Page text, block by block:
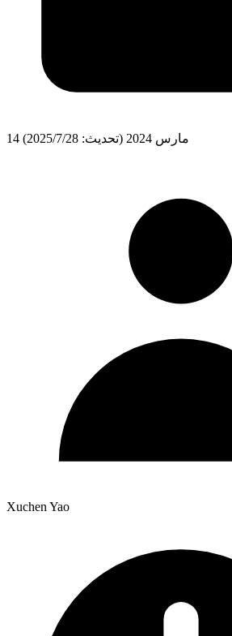
14 مارس 2024 (تحديث: 28‏/7‏/2025)
Xuchen Yao